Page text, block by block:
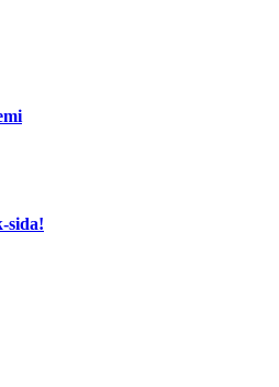
sida!